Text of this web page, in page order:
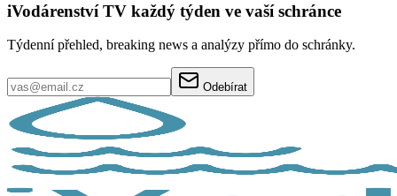
iVodárenství TV každý týden ve vaší schránce
Týdenní přehled, breaking news a analýzy přímo do schránky.
Odebírat